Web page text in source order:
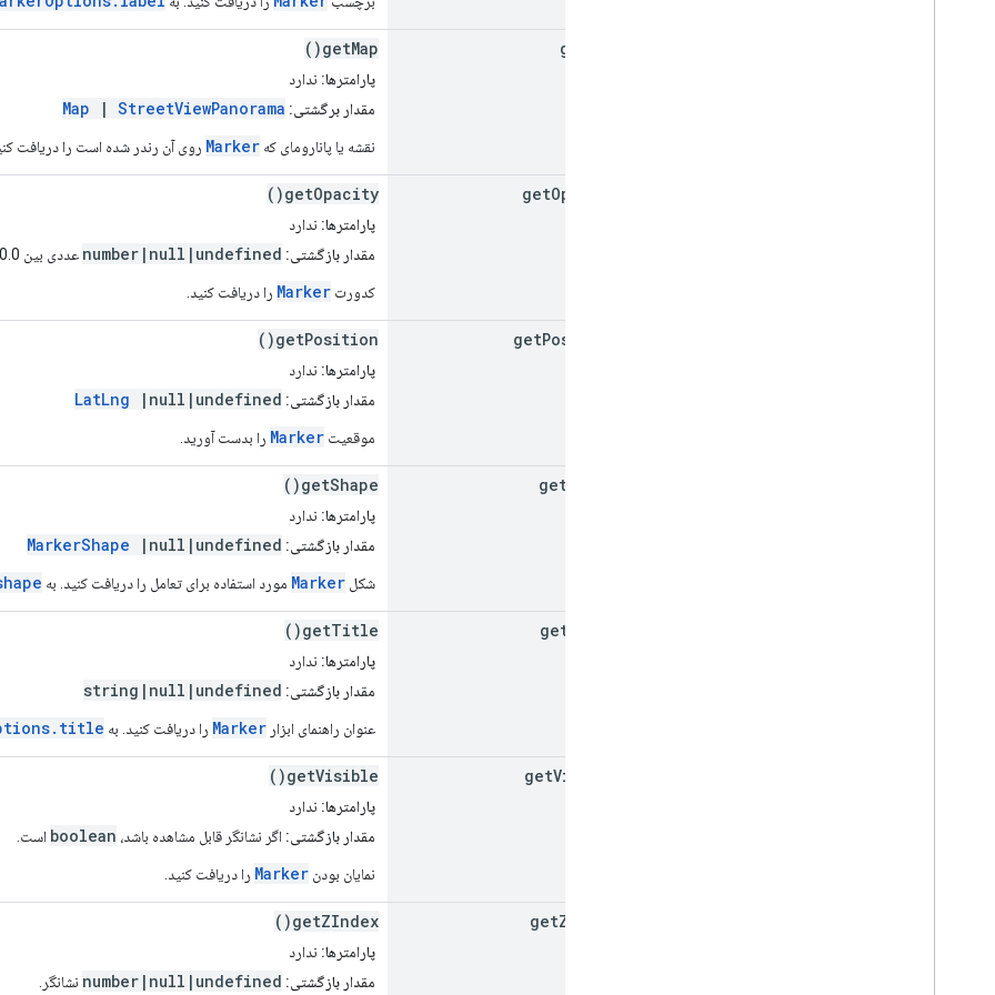
get
getMap()
پارامترها: ندارد
مقدار برگشتی:
Map |StreetViewPanorama
نقشه یا پانارومای که Marker روی آن رندر شده است را دریافت
getOpacity
getOpacity()
پارامترها: ندارد
مقدار بازگشتی: number|null|undefined عددی بین 0.0 و 1.0.
کدورت Marker را دریافت کنید.
getPosition
getPosition()
پارامترها: ندارد
مقدار بازگشتی:
LatLng |null|undefined
موقعیت Marker را بدست آورید.
get
getShape()
پارامترها: ندارد
مقدار بازگشتی:
MarkerShape |null|undefined
شکل Marker مورد استفاده برای تعامل را دریافت کنید. به
get
getTitle()
پارامترها: ندارد
مقدار بازگشتی: string|null|undefined
عنوان راهنمای ابزار Marker را دریافت کنید. به
getVisible
getVisible()
پارامترها: ندارد
مقدار بازگشتی: اگر نشانگر قابل مشاهده باشد، boolean است.
نمایان بودن Marker را دریافت کنید.
getZIndex
getZIndex()
پارامترها: ندارد
مقدار بازگشتی: number|null|undefined نشانگر.